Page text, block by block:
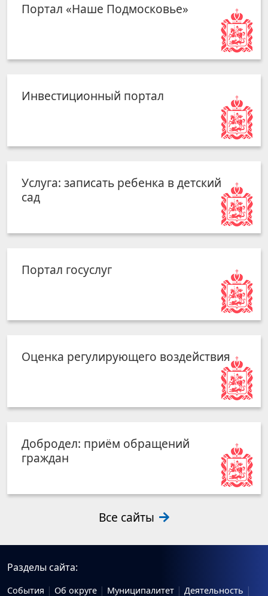
Портал «Наше Подмосковье»
Инвестиционный портал
Услуга: записать ребенка в детский
сад
Портал госуслуг
Оценка регулирующего воздействия
Добродел: приём обращений
граждан
Все сайты
Разделы сайта:
События Об округе Муниципалитет Деятельность